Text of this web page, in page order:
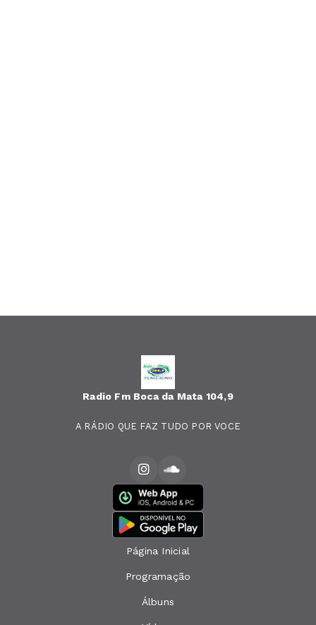
Radio Fm Boca da Mata 104,9
A RÁDIO QUE FAZ TUDO POR VOCE
Página Inicial
Programação
Álbuns